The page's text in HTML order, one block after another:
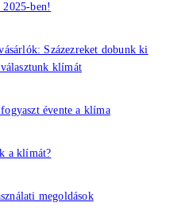
ben!
Százezreket dobunk ki
klímát
évente a klíma
a klímát?
megoldások